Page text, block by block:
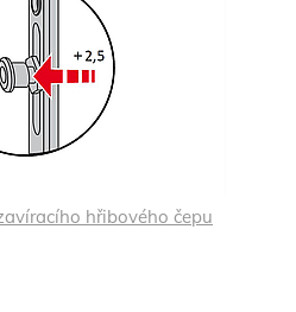
hřibového čepu